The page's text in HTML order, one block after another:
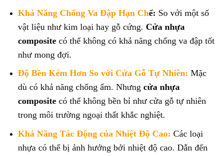
Khả Năng Chống Va Đập Hạn Chế: So với một số
vật liệu như kim loại hay gỗ cứng. Cửa nhựa
compositecó thể không có khả năng chống va đập tốt
như mong đợi.
Độ Bền Kém Hơn So với Cửa Gỗ Tự Nhiên: Mặc
dù có khả năng chống ẩm. Nhưng cửa nhựa
compositecó thể không bền bỉ như cửa gỗ tự nhiên
trong môi trường ngoại thất khắc nghiệt.
Khả Năng Tác Động của Nhiệt Độ Cao: Các loại
nhựa có thể bị ảnh hưởng bởi nhiệt độ cao. Dẫn đến